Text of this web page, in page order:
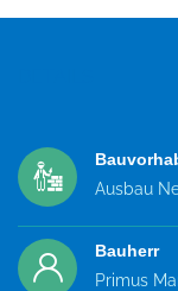
Ausbau
Bauherr
Primus